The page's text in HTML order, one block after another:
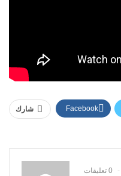
شارك Facebook
0 تعليقات